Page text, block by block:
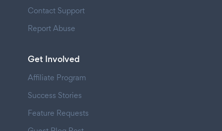
Contact Support
Report Abuse
Get Involved
Affiliate Program
Success Stories
Feature Requests